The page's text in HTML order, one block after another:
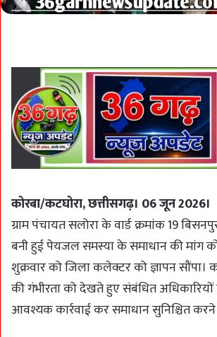
कोरबा/कटघोरा, छत्तीसगढ़। 06 जून 2026।
ग्राम पंचायत सलोरा के वार्ड क्रमांक 19
बनी हुई पेयजल समस्या के समाधान की मांग
शुक्रवार को जिला कलेक्टर को ज्ञापन
की गंभीरता को देखते हुए संबंधित
आवश्यक कार्रवाई कर समाधान सुनिश्चित करने